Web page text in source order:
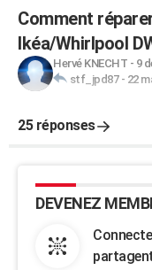
Comment
Ikéa/Whirlpool
Hervé KNECHT - 9
stf_jpd87- 22
25 réponses
DEVENEZ